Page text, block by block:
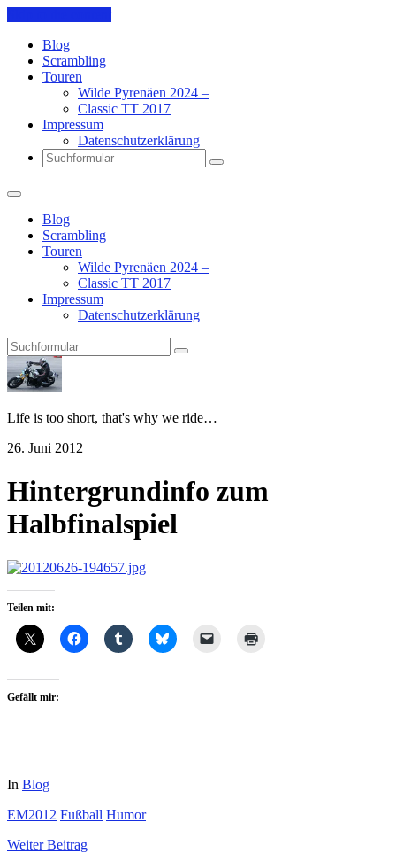
Blog
Scrambling
Touren
Wilde Pyrenäen 2024 –
Classic TT 2017
Impressum
Datenschutzerklärung
Search
Blog
Scrambling
Touren
Wilde Pyrenäen 2024 –
Classic TT 2017
Impressum
Datenschutzerklärung
Search
Pit's
Blog
Life is too short, that's why we ride…
26. Juni 2012
Hintergrundinfo zum
Halbfinalspiel
Teilen mit:
Gefällt mir:
In Blog
EM2012 Fußball Humor
WeiterBeitrag